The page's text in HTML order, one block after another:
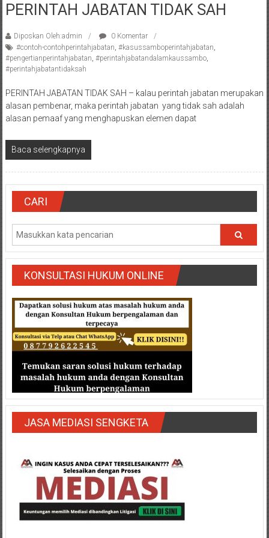
Pengacara
Advokat
/
Konsultan
/
Konsultan
Pajak/
Mediator/
Mediasi/
Yogyakarta/Bantul/Sleman/Gunung
Kidul/Wonosari/Wates/Kulonprogo/
Yogyakarta/Jogja/
kalten/Solo/
Purwakarta,
Sukoharjo/
Semarang/
Batang/Brebes/
Purworejo,
Kebumen/Magelang/Temanggung/Mungkid/Demak/
Batu/
Blitar/Surabaya/Palembang/
selatan/
Utara/
Jakarta
Pusat/
Lampung
Barat/
Lampung
Timur/Lampung/
Jambi/
PERINTAH JABATAN TIDAK SAH
Diposkan Oleh:admin
0 Komentar
#contoh-contohperintahjabatan, #kasussamboperintahjabatan,
#pengertianperintahjabatan, #perintahjabatandalamkaussambo,
#perintahjabatantidaksah
PERINTAH JABATAN TIDAK SAH – kalau perintah jabatan merupakan
alasan pembenar, maka perintah jabatan yang tidak sah adalah
alasan pemaaf yang menghapuskan elemen dapat
Baca selengkapnya
CARI
KONSULTASI HUKUM ONLINE
JASA MEDIASI SENGKETA